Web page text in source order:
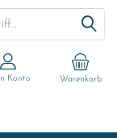
Warenkorb
Konto